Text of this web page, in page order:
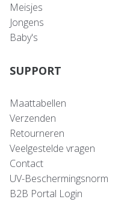
Meisjes
Jongens
Baby's
SUPPORT
Maattabellen
Verzenden
Retourneren
Veelgestelde vragen
Contact
UV-Beschermingsnorm
B2B Portal Login